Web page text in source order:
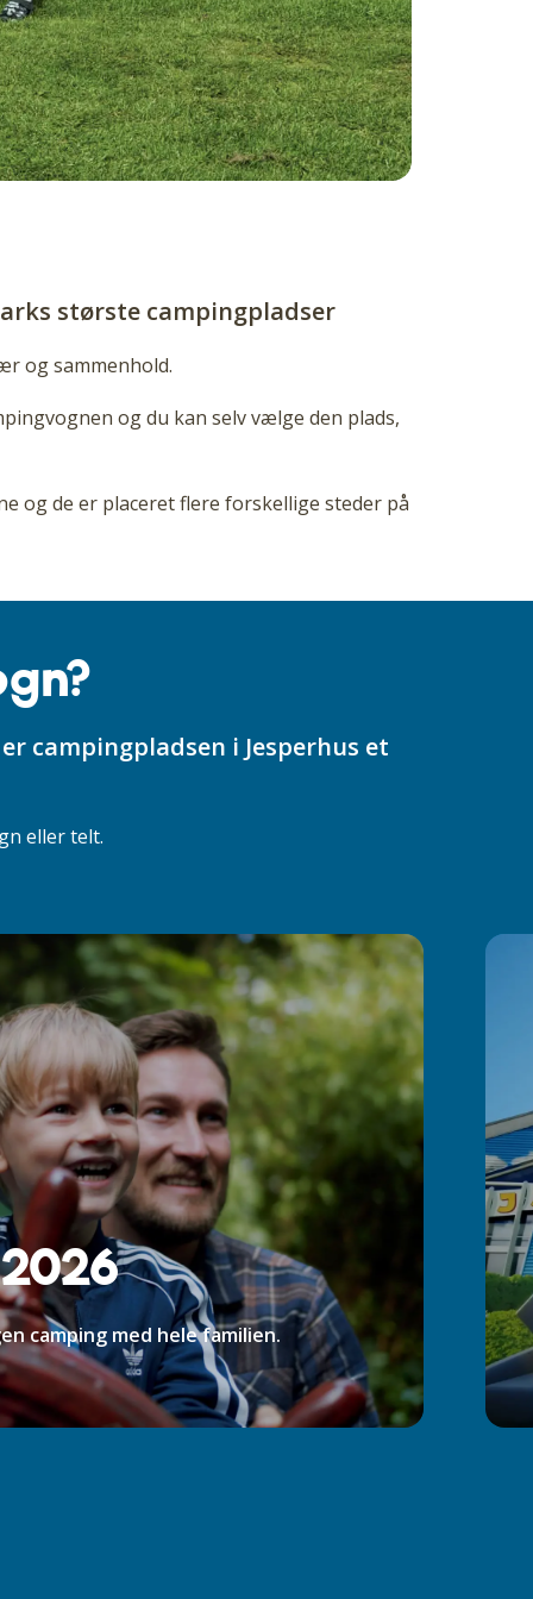
største campingpladser
og sammenhold.
og du kan selv vælge den plads,
og de er placeret flere forskellige steder på
campingpladsen i Jesperhus et
eller telt.
camping med hele familien.